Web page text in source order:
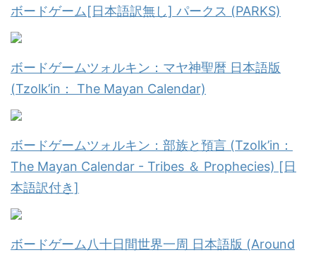
ボードゲーム[日本語訳無し] パークス (PARKS)
ボードゲームツォルキン：マヤ神聖暦 日本語版
(Tzolk’in： The Mayan Calendar)
ボードゲームツォルキン：部族と預言 (Tzolk’in：
The Mayan Calendar - Tribes ＆ Prophecies) [日
本語訳付き]
ボードゲーム八十日間世界一周 日本語版 (Around